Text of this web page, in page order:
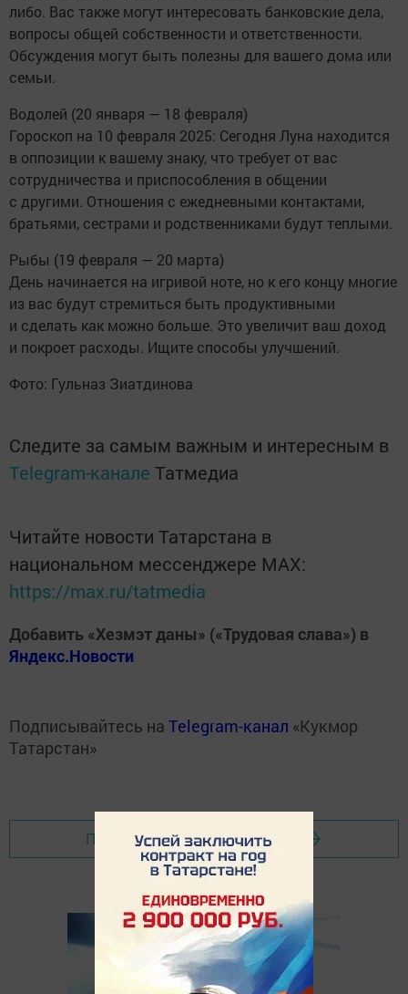
либо. Вас также могут интересовать банковские дела,
вопросы общей собственности и ответственности.
Обсуждения могут быть полезны для вашего дома или
семьи.
Водолей (20 января — 18 февраля)
Гороскоп на 10 февраля 2025: Сегодня Луна находится
в оппозиции к вашему знаку, что требует от вас
сотрудничества и приспособления в общении
с другими. Отношения с ежедневными контактами,
братьями, сестрами и родственниками будут теплыми.
Рыбы (19 февраля — 20 марта)
День начинается на игривой ноте, но к его концу многие
из вас будут стремиться быть продуктивными
и сделать как можно больше. Это увеличит ваш доход
и покроет расходы. Ищите способы улучшений.
Фото: Гульназ Зиатдинова
Следите за самым важным и интересным в
Telegram-канале Татмедиа
Читайте новости Татарстана в
национальном мессенджере MАХ:
https://max.ru/tatmedia
Добавить «Хезмэт даны» («Трудовая слава») в
Яндекс.Новости
Подписывайтесь на Telegram-канал «Кукмор
Татарстан»
Перейти на страницу новости